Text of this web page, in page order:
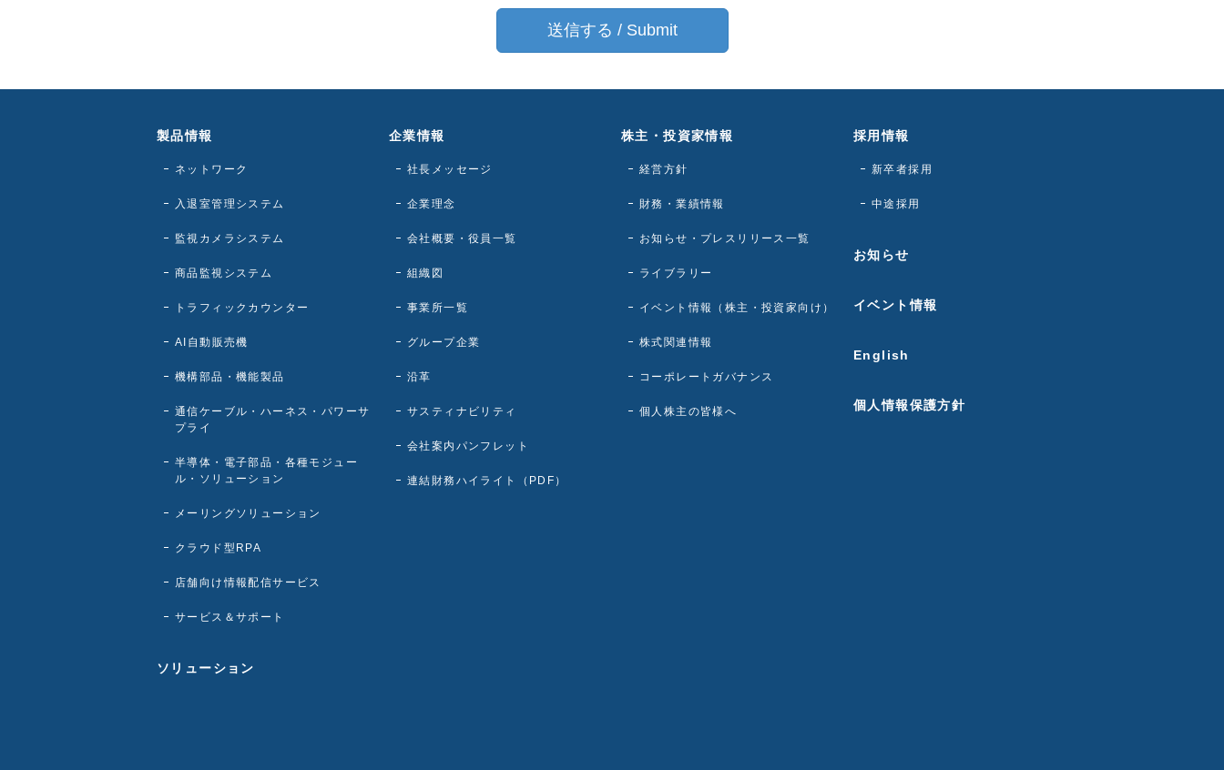
製品情報
ネットワーク
入退室管理システム
監視カメラシステム
商品監視システム
トラフィックカウンター
AI自動販売機
機構部品・機能製品
通信ケーブル・ハーネス・パワーサ
プライ
半導体・電子部品・各種モジュー
ル・ソリューション
メーリングソリューション
クラウド型RPA
店舗向け情報配信サービス
サービス＆サポート
ソリューション
企業情報
社長メッセージ
企業理念
会社概要・役員一覧
組織図
事業所一覧
グループ企業
沿革
サスティナビリティ
会社案内パンフレット
連結財務ハイライト（PDF）
株主・投資家情報
経営方針
財務・業績情報
お知らせ・プレスリリース一覧
ライブラリー
イベント情報（株主・投資家向け）
株式関連情報
コーポレートガバナンス
個人株主の皆様へ
採用情報
新卒者採用
中途採用
お知らせ
イベント情報
English
個人情報保護方針